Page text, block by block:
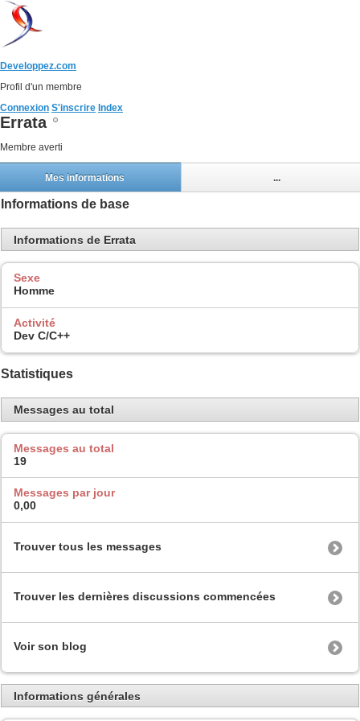
Developpez.com
Profil d'un membre
Connexion S'inscrire Index
Errata
Membre averti
Mes informations ...
Informations de base
Informations de Errata
Sexe
Homme
Activité
Dev C/C++
Statistiques
Messages au total
Messages au total
19
Messages par jour
0,00
Trouver tous les messages
Trouver les dernières discussions commencées
Voir son blog
Informations générales